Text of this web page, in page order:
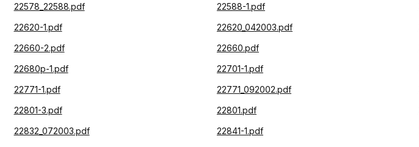
22578_22588.pdf 22588-1.pdf
22620-1.pdf 22620_042003.pdf
22660-2.pdf 22660.pdf
22680p-1.pdf 22701-1.pdf
22771-1.pdf 22771_092002.pdf
22801-3.pdf 22801.pdf
22832_072003.pdf 22841-1.pdf